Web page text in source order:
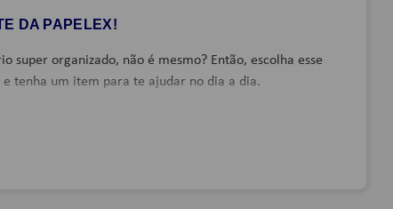
DA PAPELEX!
super organizado, não é mesmo? Então, escolha esse
tenha um item para te ajudar no dia a dia.
e os